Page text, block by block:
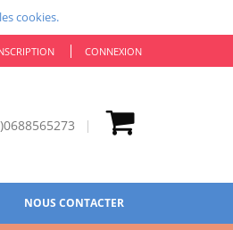
cookies.
CONNEXION
NOUS CONTACTER